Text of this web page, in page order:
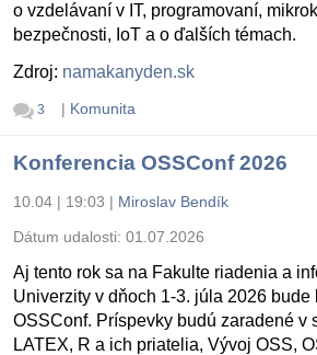
o vzdelávaní v IT, programovaní,
bezpečnosti, IoT a o ďalších témach.
Zdroj: namakanyden.sk
3 | Komunita
Konferencia OSSConf 2026
10.04 | 19:03 | Miroslav Bendík
Dátum udalosti: 01.07.2026
Aj tento rok sa na Fakulte riadenia a
Univerzity v dňoch 1-3. júla 2026
OSSConf. Príspevky budú zaradené v
LATEX, R a ich priatelia, Vývoj OSS,